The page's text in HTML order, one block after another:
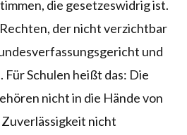
die gesetzeswidrig ist.
der nicht verzichtbar
und
Schulen heißt das: Die
nicht in die Hände von
nicht